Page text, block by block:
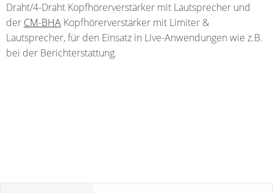
Draht/4-Draht Kopfhörerverstärker mit Lautsprecher und
der CM-BHA Kopfhörerverstärker mit Limiter &
Lautsprecher, für den Einsatz in Live-Anwendungen wie z.B.
bei der Berichterstattung.